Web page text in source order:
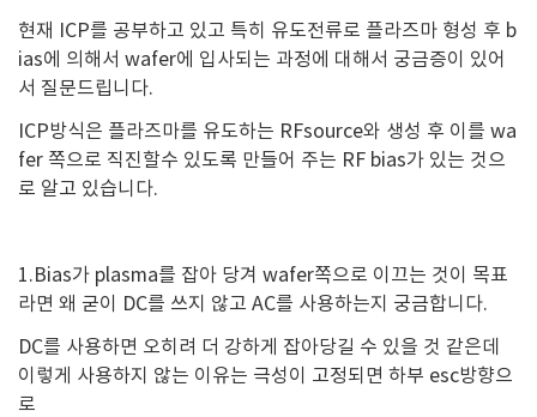
현재 ICP를 공부하고 있고 특히 유도전류로 플라즈마 형성 후 b
ias에 의해서 wafer에 입사되는 과정에 대해서 궁금증이 있어
서 질문드립니다.
ICP방식은 플라즈마를 유도하는 RFsource와 생성 후 이를 wa
fer 쪽으로 직진할수 있도록 만들어 주는 RF bias가 있는 것으
로 알고 있습니다.
1.Bias가 plasma를 잡아 당겨 wafer쪽으로 이끄는 것이 목표
라면 왜 굳이 DC를 쓰지 않고 AC를 사용하는지 궁금합니다.
DC를 사용하면 오히려 더 강하게 잡아당길 수 있을 것 같은데
이렇게 사용하지 않는 이유는 극성이 고정되면 하부 esc방향으
로